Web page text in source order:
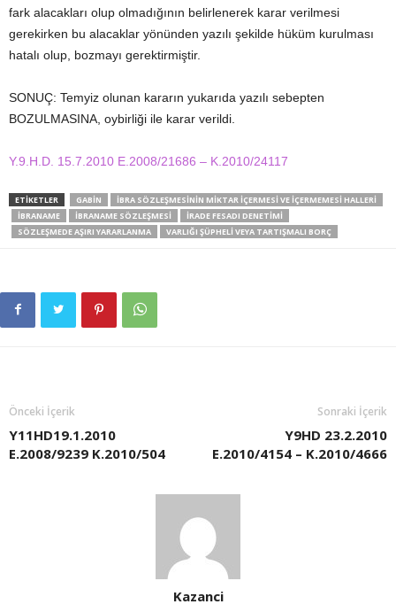
fark alacakları olup olmadığının belirlenerek karar verilmesi
gerekirken bu alacaklar yönünden yazılı şekilde hüküm kurulması
hatalı olup, bozmayı gerektirmiştir.
SONUÇ: Temyiz olunan kararın yukarıda yazılı sebepten
BOZULMASINA, oybirliği ile karar verildi.
Y.9.H.D. 15.7.2010 E.2008/21686 – K.2010/24117
ETIKETLER GABIN
İBRA SÖZLEŞMESININ MIKTAR İÇERMESI VE İÇERMEMESI HALLERI
İBRANAME
İBRANAME SÖZLEŞMESI
İRADE FESADI DENETIMI
SÖZLEŞMEDE AŞIRI YARARLANMA
VARLIĞI ŞÜPHELI VEYA TARTIŞMALI BORÇ
Önceki İçerik
Y11HD19.1.2010
E.2008/9239 K.2010/504
Sonraki İçerik
Y9HD 23.2.2010
E.2010/4154 – K.2010/4666
Kazanci